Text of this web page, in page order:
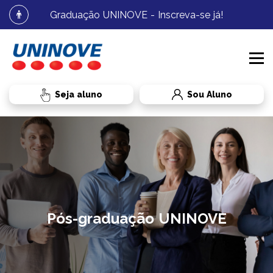
Graduação UNINOVE - Inscreva-se já!
Sou Aluno
PROCESSOS SELETIVOS
MEDICINA
GRADUAÇÃO
RESIDÊNCIA MÉDICA
CURSOS
MEDICINA
RESIDÊNCIA MÉDICA
INSTITUCIONAL
RADAR UNINOVE
BIBLIOTECA
Pós-graduação UNINOVE